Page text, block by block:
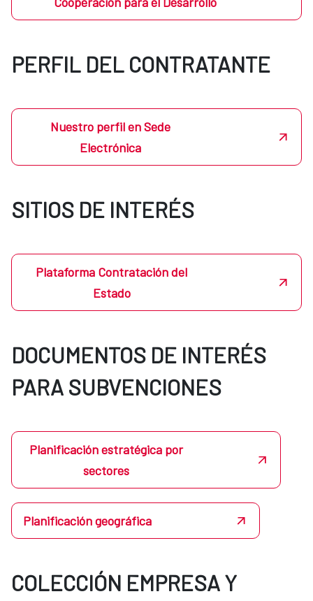
PERFIL DEL CONTRATANTE
Nuestro perfil en Sede
Electrónica
SITIOS DE INTERÉS
Plataforma Contratación del
Estado
DOCUMENTOS DE INTERÉS
PARA SUBVENCIONES
Planificación estratégica por
sectores
Planificación geográfica
COLECCIÓN EMPRESA Y